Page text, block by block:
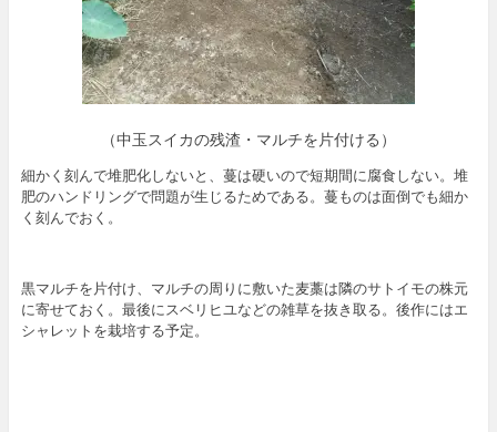
（中玉スイカの残渣・マルチを片付ける）
細かく刻んで堆肥化しないと、蔓は硬いので短期間に腐食しない。堆
肥のハンドリングで問題が生じるためである。蔓ものは面倒でも細か
く刻んでおく。
黒マルチを片付け、マルチの周りに敷いた麦藁は隣のサトイモの株元
に寄せておく。最後にスベリヒユなどの雑草を抜き取る。後作にはエ
シャレットを栽培する予定。